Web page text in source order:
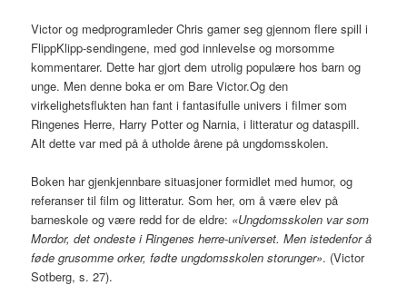
Victor og medprogramleder Chris gamer seg gjennom flere spill i
FlippKlipp-sendingene, med god innlevelse og morsomme
kommentarer. Dette har gjort dem utrolig populære hos barn og
unge. Men denne boka er om Bare Victor.Og den
virkelighetsflukten han fant i fantasifulle univers i filmer som
Ringenes Herre, Harry Potter og Narnia, i litteratur og dataspill.
Alt dette var med på å utholde årene på ungdomsskolen.
Boken har gjenkjennbare situasjoner formidlet med humor, og
referanser til film og litteratur. Som her, om å være elev på
barneskole og være redd for de eldre: «Ungdomsskolen var som
Mordor, det ondeste i Ringenes herre-universet. Men istedenfor å
føde grusomme orker, fødte ungdomsskolen storunger». (Victor
Sotberg, s. 27).